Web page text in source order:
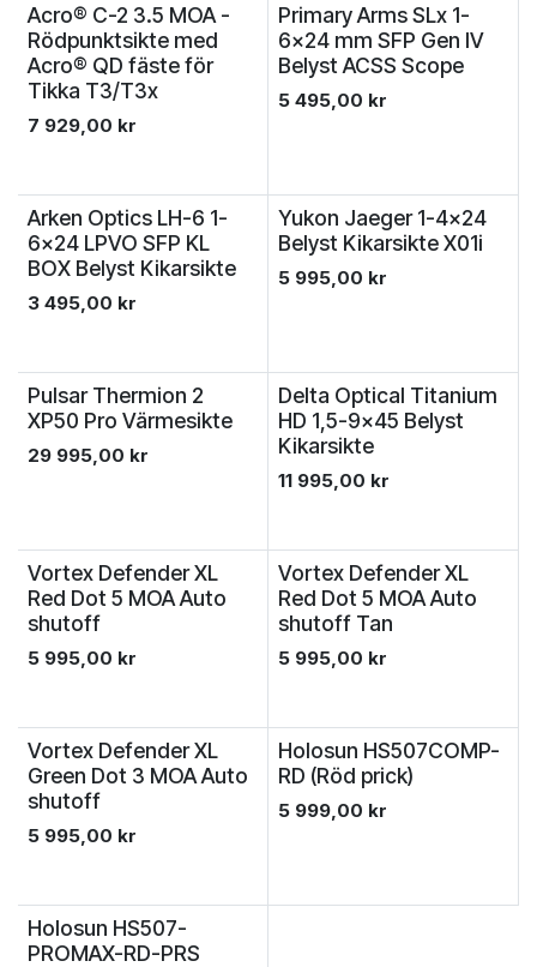
Acro® C-2 3.5 MOA -
Rödpunktsikte med
Acro® QD fäste för
Tikka T3/T3x
7 929,00 kr
Primary Arms SLx 1-
6x24 mm SFP Gen IV
Belyst ACSS Scope
5 495,00 kr
Arken Optics LH-6 1-
6x24 LPVO SFP KL
BOX Belyst Kikarsikte
3 495,00 kr
Yukon Jaeger 1-4x24
Belyst Kikarsikte X01i
5 995,00 kr
Pulsar Thermion 2
XP50 Pro Värmesikte
29 995,00 kr
Delta Optical Titanium
HD 1,5-9x45 Belyst
Kikarsikte
11 995,00 kr
Vortex Defender XL
Red Dot 5 MOA Auto
shutoff
5 995,00 kr
Vortex Defender XL
Red Dot 5 MOA Auto
shutoff Tan
5 995,00 kr
Vortex Defender XL
Green Dot 3 MOA Auto
shutoff
5 995,00 kr
Holosun HS507COMP-
RD (Röd prick)
5 999,00 kr
Holosun HS507-
PROMAX-RD-PRS